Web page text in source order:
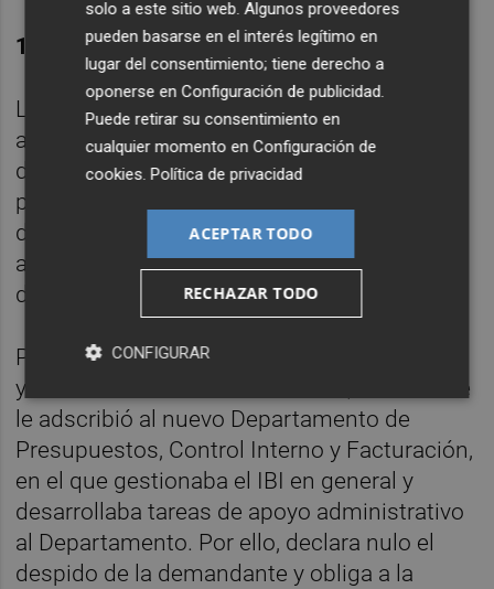
15 AÑOS MÁS
Las dos mujeres tenían categoría de oficial
administrativo, añade el juez, pero la
demandante tenía más experiencia
profesional --15 años más--. Por tanto, se
daba en ésta "una mayor experiencia y
antigüedad acreditada en una gama mayor
de tareas administrativas".
Pese a ello, se le extinguió la relación laboral
y se mantuvo a la codemandada, a la cual se
le adscribió al nuevo Departamento de
Presupuestos, Control Interno y Facturación,
en el que gestionaba el IBI en general y
desarrollaba tareas de apoyo administrativo
al Departamento. Por ello, declara nulo el
despido de la demandante y obliga a la
solo a este sitio web. Algunos proveedores
pueden basarse en el interés legítimo en
lugar del consentimiento; tiene derecho a
oponerse enConfiguración de publicidad
Puede retirar su consentimiento en
cualquier momento enConfiguración de
cookies .Política de privacidad
ACEPTAR TODO
RECHAZAR TODO
CONFIGURAR